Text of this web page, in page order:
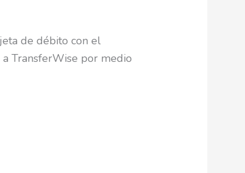
de débito con el
TransferWise por medio